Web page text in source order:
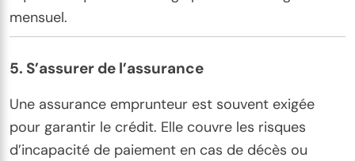
mensuel.
5. S’assurer de l’assurance
Une assurance emprunteur est souvent exigée
pour garantir le crédit. Elle couvre les risques
d’incapacité de paiement en cas de décès ou